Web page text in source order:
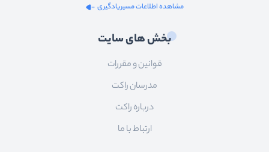
مشاهده اطلاعات مسیریادگیری
بخش های سایت
قوانین و مقررات
مدرسان راکت
درباره راکت
ارتباط با ما